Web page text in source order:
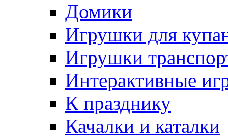
Домики
Игрушки для
Игрушки
Интерактивные
К празднику
Качалки и каталки